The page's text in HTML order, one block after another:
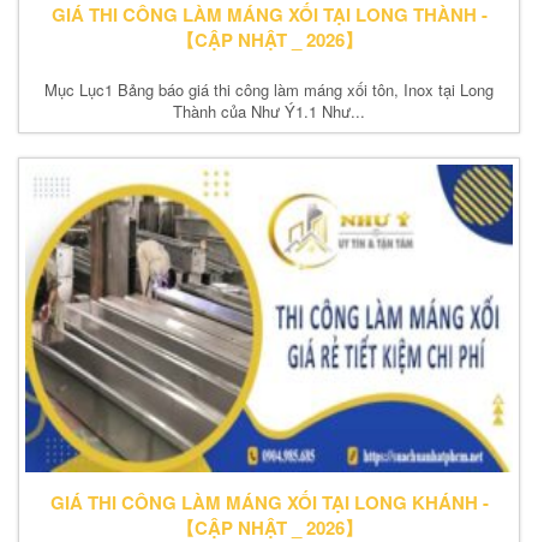
GIÁ THI CÔNG LÀM MÁNG XỐI TẠI LONG THÀNH -
【CẬP NHẬT _ 2026】
Mục Lục1 Bảng báo giá thi công làm máng xối tôn, Inox tại Long
Thành của Như Ý1.1 Như...
GIÁ THI CÔNG LÀM MÁNG XỐI TẠI LONG KHÁNH -
【CẬP NHẬT _ 2026】